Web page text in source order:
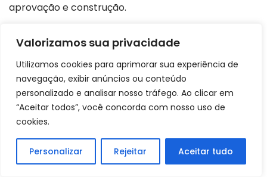
Valorizamos sua privacidade
Utilizamos cookies para aprimorar sua experiência de
navegação, exibir anúncios ou conteúdo
personalizado e analisar nosso tráfego. Ao clicar em
“Aceitar todos”, você concorda com nosso uso de
cookies.
Personalizar Rejeitar Aceitar tudo
aprovação e construção.
A utilização de filtros e templates de vista permite
controlar a exibição de informações específicas,
facilitando a interpretação do modelo e a
comunicação com os stakeholders.
A integração com outras ferramentas, como o
Navisworks, possibilita a realização de análises de
compatibilidade e a criação de simulações 4D, que